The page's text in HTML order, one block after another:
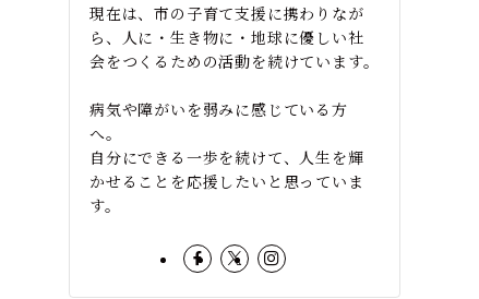
現在は、市の子育て支援に携わりなが
ら、人に・生き物に・地球に優しい社
会をつくるための活動を続けています。
病気や障がいを弱みに感じている方
へ。
自分にできる一歩を続けて、人生を輝
かせることを応援したいと思っていま
す。